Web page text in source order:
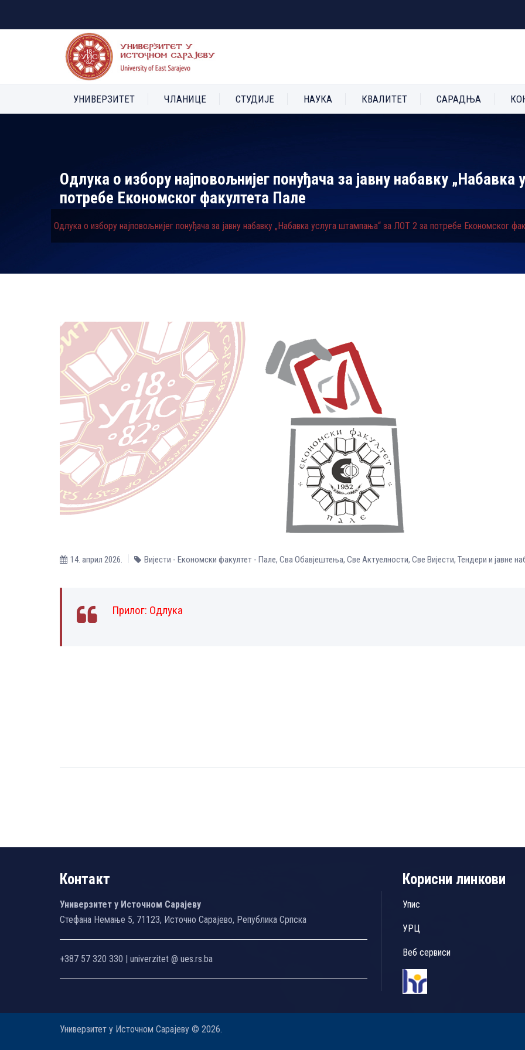
УНИВЕРЗИТЕТ ЧЛАНИЦЕ СТУДИЈЕ НАУКА КВАЛИТЕТ САРАДЊА
Одлука о избору најповољнијег понуђача за јавну набавку
потребе Економског факултета Пале
Одлука о избору најповољнијег понуђача за јавну набавку „Набавка услуга штампања“ за ЛОТ 2 за потребе Економског
14. април 2026. Вијести - Економски факултет - Пале, Сва Обавјештења, Све Aктуелности, Све Вијести, Тендери и јавне
Прилог: Одлука
Контакт
Универзитет у Источном Сарајеву
Стефана Немање 5, 71123, Источно Сарајево, Република Српска
+387 57 320 330 | univerzitet @ ues.rs.ba
Корисни линкови
Упис
УРЦ
Веб сервиси
Универзитет у Источном Сарајеву © 2026.